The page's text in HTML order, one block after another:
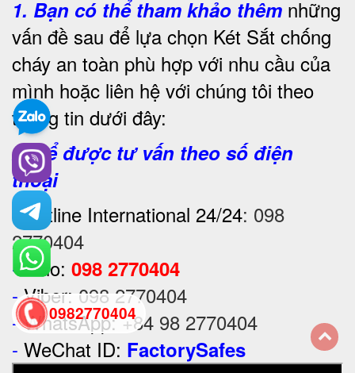
1. Bạn có thể tham khảo thêm những
vấn đề sau để lựa chọn Két Sắt chống
cháy an toàn phù hợp với nhu cầu của
mình hoặc liên hệ với chúng tôi theo
thông tin dưới đây:
2. Để được tư vấn theo số điện
thoại
- Hotline International 24/24: 098
2770404
- Zalo: 098 2770404
- Viber: 098 2770404
- WhatsApp:+84 98 2770404
- WeChat ID: FactorySafes
0982770404
back